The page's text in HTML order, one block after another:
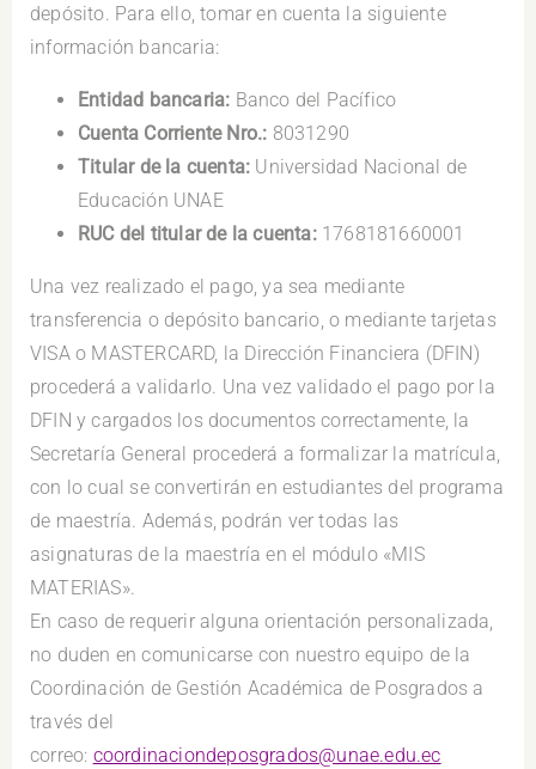
depósito. Para ello, tomar en cuenta la siguiente
información bancaria:
Entidad bancaria: Banco del Pacífico
Cuenta Corriente Nro.: 8031290
Titular de la cuenta: Universidad Nacional de
Educación UNAE
RUC del titular de la cuenta:1768181660001
Una vez realizado el pago, ya sea mediante
transferencia o depósito bancario, o mediante tarjetas
VISA o MASTERCARD, la Dirección Financiera (DFIN)
procederá a validarlo. Una vez validado el pago por la
DFIN y cargados los documentos correctamente, la
Secretaría General procederá a formalizar la matrícula,
con lo cual se convertirán en estudiantes del programa
de maestría. Además, podrán ver todas las
asignaturas de la maestría en el módulo «MIS
MATERIAS».
En caso de requerir alguna orientación personalizada,
no duden en comunicarse con nuestro equipo de la
Coordinación de Gestión Académica de Posgrados a
través del
correo: coordinaciondeposgrados@unae.edu.ec